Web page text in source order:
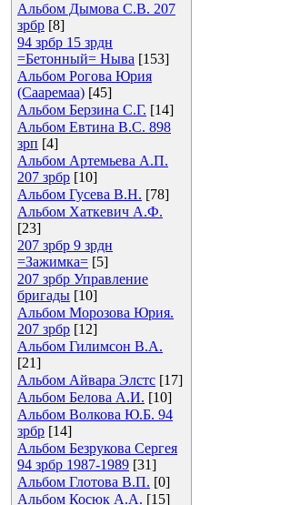
Альбом Дымова С.В. 207
зрбр [8]
94 зрбр 15 зрдн
=Бетонный= Ныва [153]
Альбом Рогова Юрия
(Сааремаа) [45]
Альбом Берзина С.Г. [14]
Альбом Евтина В.С. 898
зрп [4]
Альбом Артемьева А.П.
207 зрбр [10]
Альбом Гусева В.Н. [78]
Альбом Хаткевич А.Ф.
[23]
207 зрбр 9 зрдн
=Зажимка= [5]
207 зрбр Управление
бригады [10]
Альбом Морозова Юрия.
207 зрбр [12]
Альбом Гилимсон В.А.
[21]
Альбом Айвара Элстс [17]
Альбом Белова А.И. [10]
Альбом Волкова Ю.Б. 94
зрбр [14]
Альбом Безрукова Сергея
94 зрбр 1987-1989 [31]
Альбом Глотова В.П. [0]
Альбом Косюк А.А. [15]